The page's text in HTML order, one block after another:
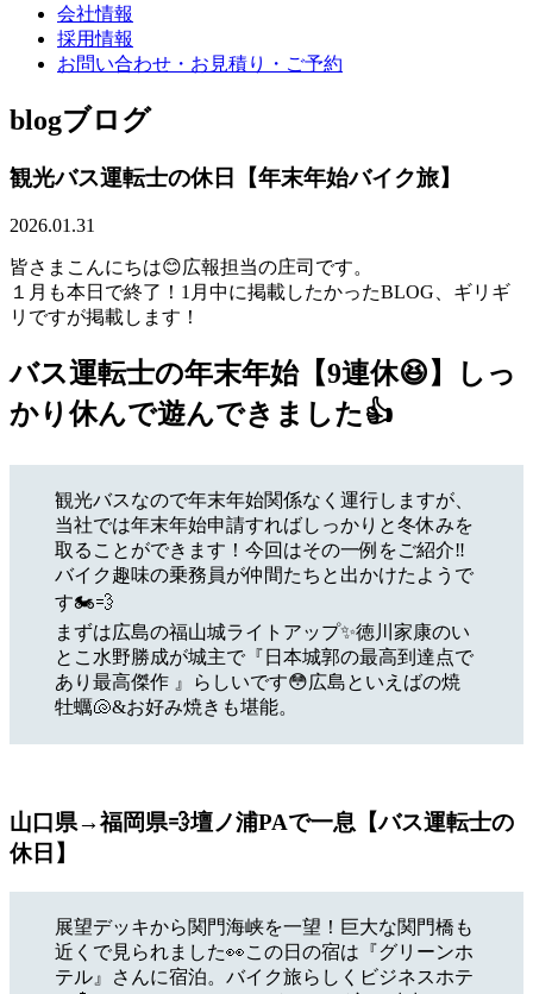
会社情報
採用情報
お問い合わせ・お見積り・ご予約
blogブログ
観光バス運転士の休日【年末年始バイク旅】
2026.01.31
皆さまこんにちは😊広報担当の庄司です。
１月も本日で終了！1月中に掲載したかったBLOG、ギリギ
リですが掲載します！
バス運転士の年末年始【9連休😆】しっ
かり休んで遊んできました👍
観光バスなので年末年始関係なく運行しますが、
当社では年末年始申請すればしっかりと冬休みを
取ることができます！今回はその一例をご紹介‼
バイク趣味の乗務員が仲間たちと出かけたようで
す🏍💨
まずは広島の福山城ライトアップ✨徳川家康のい
とこ水野勝成が城主で『日本城郭の最高到達点で
あり最高傑作 』らしいです😳広島といえばの焼
牡蠣🐚&お好み焼きも堪能。
山口県→福岡県💨壇ノ浦PAで一息【バス運転士の
休日】
展望デッキから関門海峡を一望！巨大な関門橋も
近くで見られました👀この日の宿は『グリーンホ
テル』さんに宿泊。バイク旅らしくビジネスホテ